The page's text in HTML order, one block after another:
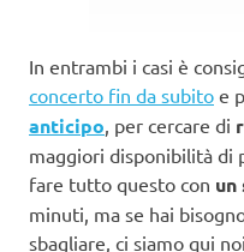
In entrambi i casi è
concerto fin da subito e
anticipo, per cercare di
maggiori disponibilità di
fare tutto questo con un
minuti, ma se hai
sbagliare, ci siamo qui